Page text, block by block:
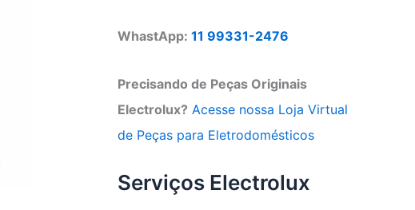
WhastApp: 11 99331-2476
Precisando de Peças Originais
Electrolux? Acesse nossa Loja Virtual
de Peças para Eletrodomésticos
Serviços Electrolux